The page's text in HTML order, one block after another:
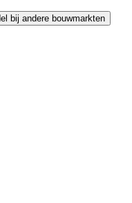
bij andere bouwmarkten